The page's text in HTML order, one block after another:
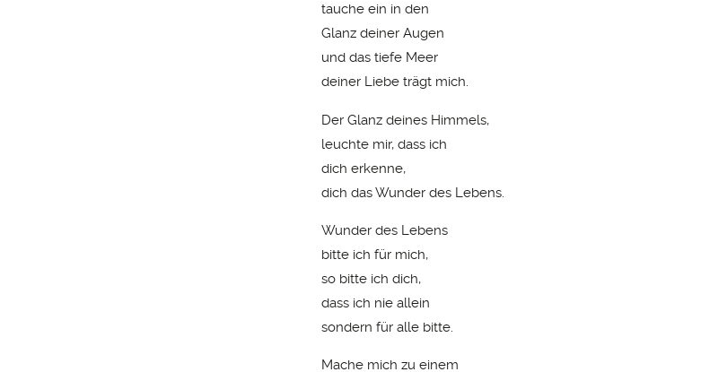
tauche ein in den
Glanz deiner Augen
und das tiefe Meer
deiner Liebe trägt mich.
Der Glanz deines Himmels,
leuchte mir, dass ich
dich erkenne,
dich das Wunder des Lebens.
Wunder des Lebens
bitte ich für mich,
so bitte ich dich,
dass ich nie allein
sondern für alle bitte.
Mache mich zu einem